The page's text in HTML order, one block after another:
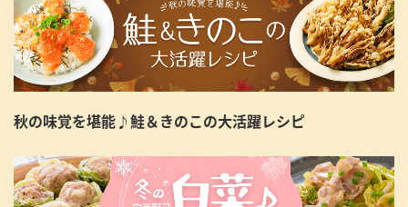
秋の味覚を堪能♪鮭＆きのこの大活躍レシピ